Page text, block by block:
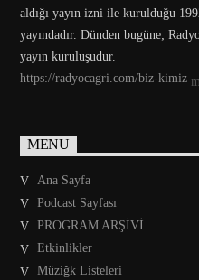
aldığı yayın izni ile kurulduğu
yayındadır. Dünden bugüne;
yayın kuruluşudur.
https://radyocagri.com/biz-kimiz
MENU
Ana Sayfa
Podcast Sayfası
PROGRAM ARŞİVİ
Etkinlikler
Müziğk Listeleri